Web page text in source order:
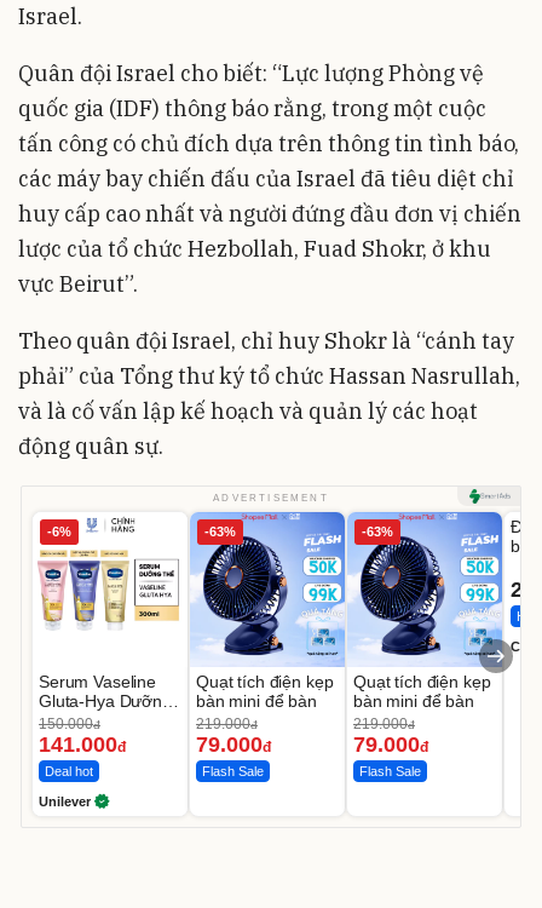
Israel.
Quân đội Israel cho biết: “Lực lượng Phòng vệ
quốc gia (IDF) thông báo rằng, trong một cuộc
tấn công có chủ đích dựa trên thông tin tình báo,
các máy bay chiến đấu của Israel đã tiêu diệt chỉ
huy cấp cao nhất và người đứng đầu đơn vị chiến
lược của tổ chức Hezbollah, Fuad Shokr, ở khu
vực Beirut”.
Theo quân đội Israel, chỉ huy Shokr là “cánh tay
phải” của Tổng thư ký tổ chức Hassan Nasrullah,
và là cố vấn lập kế hoạch và quản lý các hoạt
động quân sự.
ADVERTISEMENT
-6%
Serum Vaseline
Gluta-Hya Dưỡng
Da Sáng Mịn Sau
7 Ngày
150.000đ
141.000đ
Deal hot
Unilever
-63%
Quạt tích điện kẹp
bàn mini để bàn
219.000đ
79.000đ
Flash Sale
-63%
Quạt tích điện kẹp
bàn mini để bàn
219.000đ
79.000đ
Flash Sale
Đai
bé
Hot